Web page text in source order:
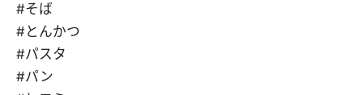
#そば
#とんかつ
#パスタ
#パン